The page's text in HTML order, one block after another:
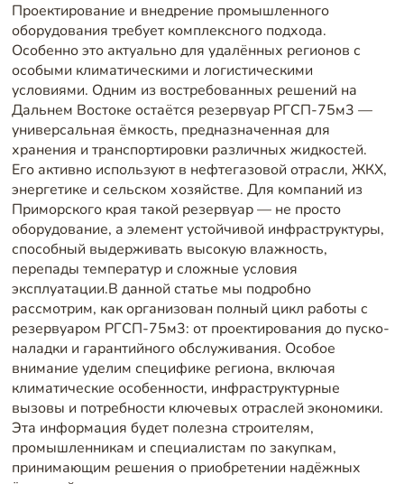
Проектирование и внедрение промышленного
оборудования требует комплексного подхода.
Особенно это актуально для удалённых регионов с
особыми климатическими и логистическими
условиями. Одним из востребованных решений на
Дальнем Востоке остаётся резервуар РГСП-75м3 —
универсальная ёмкость, предназначенная для
хранения и транспортировки различных жидкостей.
Его активно используют в нефтегазовой отрасли, ЖКХ,
энергетике и сельском хозяйстве. Для компаний из
Приморского края такой резервуар — не просто
оборудование, а элемент устойчивой инфраструктуры,
способный выдерживать высокую влажность,
перепады температур и сложные условия
эксплуатации.В данной статье мы подробно
рассмотрим, как организован полный цикл работы с
резервуаром РГСП-75м3: от проектирования до пуско-
наладки и гарантийного обслуживания. Особое
внимание уделим специфике региона, включая
климатические особенности, инфраструктурные
вызовы и потребности ключевых отраслей экономики.
Эта информация будет полезна строителям,
промышленникам и специалистам по закупкам,
принимающим решения о приобретении надёжных